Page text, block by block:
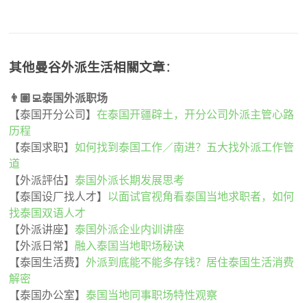
其他曼谷外派生活相關文章：
👨🏽‍💻泰国外派职场
【泰国开分公司】在泰国开疆辟土，开分公司外派主管心路
历程
【泰国求职】如何找到泰国工作／南进？五大找外派工作管
道
【外派評估】泰国外派长期发展思考
【泰国设厂找人才】 以面试官视角看泰国当地求职者，如何
找泰国双语人才
【外派讲座】泰国外派企业内训讲座
【外派日常】 融入泰国当地职场秘诀
【泰国生活费】外派到底能不能多存钱？居住泰国生活消费
解密
【泰国办公室】泰国当地同事职场特性观察